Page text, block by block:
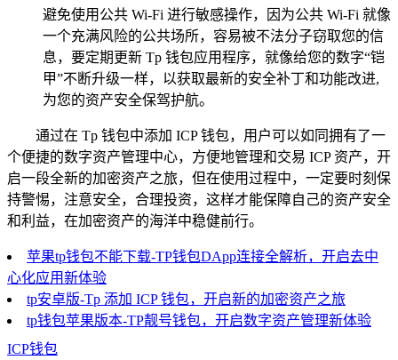
避免使用公共 Wi-Fi 进行敏感操作，因为公共 Wi-Fi 就像
一个充满风险的公共场所，容易被不法分子窃取您的信
息，要定期更新 Tp 钱包应用程序，就像给您的数字“铠
甲”不断升级一样，以获取最新的安全补丁和功能改进,
为您的资产安全保驾护航。
通过在 Tp 钱包中添加 ICP 钱包，用户可以如同拥有了一
个便捷的数字资产管理中心，方便地管理和交易 ICP 资产，开
启一段全新的加密资产之旅，但在使用过程中，一定要时刻保
持警惕，注意安全，合理投资，这样才能保障自己的资产安全
和利益，在加密资产的海洋中稳健前行。
苹果tp钱包不能下载-TP钱包DApp连接全解析，开启去中
心化应用新体验
tp安卓版-Tp 添加 ICP 钱包，开启新的加密资产之旅
tp钱包苹果版本-TP靓号钱包，开启数字资产管理新体验
ICP钱包